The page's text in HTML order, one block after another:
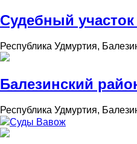
Судебный
Республика Удмуртия,
Балезинский
Республика Удмуртия,
Суды Вавож